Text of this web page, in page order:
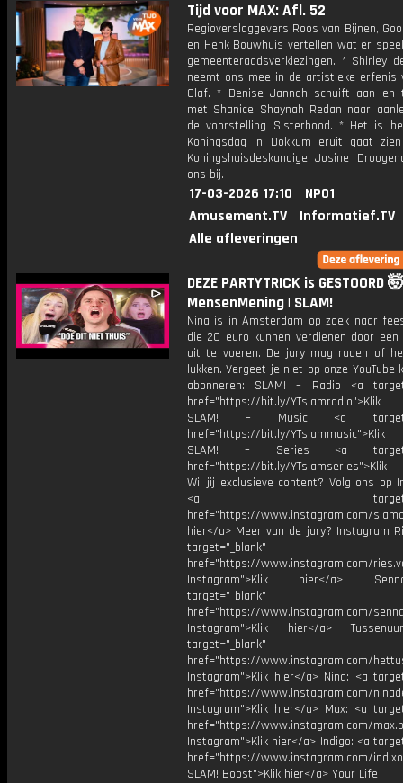
Tijd voor MAX: Afl. 52
Regioverslaggevers Roos van Bijnen,
en Henk Bouwhuis vertellen wat er
gemeenteraadsverkiezingen. * Shirley
neemt ons mee in de artistieke erfenis
Olaf. * Denise Jannah schuift aan en
met Shanice Shaynah Redan naar
de voorstelling Sisterhood. * Het is
Koningsdag in Dokkum eruit gaat
Koningshuisdeskundige Josine
ons bij.
17-03-2026 17:10
NPO1
Amusement.TV
Informatief.TV
Alle afleveringen
DEZE PARTYTRICK is GESTOORD
MensenMening | SLAM!
Nina is in Amsterdam op zoek naar
die 20 euro kunnen verdienen door
uit te voeren. De jury mag raden of
lukken. Vergeet je niet op onze
abonneren: SLAM! – Radio <a
href="https://bit.ly/
SLAM! – Music <a
href="https://bit.ly/
SLAM! – Series <a
href="https://bit.ly/
Wil jij exclusieve content? Volg ons op
<a
href="https://www.instagram.com/
hier</a> Meer van de jury? Instagram
target="_blank"
href="https://www.instagram.com/
Instagram">Klik hier</a>
target="_blank"
href="https://www.instagram.com/
Instagram">Klik hier</a>
target="_blank"
href="https://www.instagram.com/
Instagram">Klik hier</a> Nina: <a
href="https://www.instagram.com/
Instagram">Klik hier</a> Max: <a
href="https://www.instagram.com/
Instagram">Klik hier</a> Indigo: <a
href="https://www.instagram.com/
SLAM! Boost">Klik hier</a> Your Life